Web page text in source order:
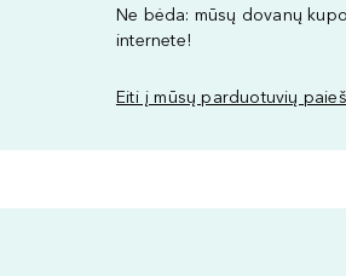
Ne bėda: mūsų dovanų
internete!
Eiti į mūsų parduotuvių